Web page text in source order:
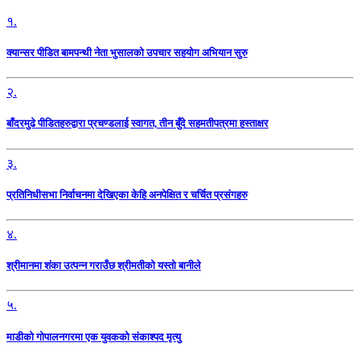
१.
क्यान्सर पीडित बामपन्थी नेता भुसालकाे उपचार सहयोग अभियान सुरु
२.
बाँदरमुढे पीडितहरुद्वारा प्रचण्डलाई स्वागत, तीन बुँदे सहमतीपत्रमा हस्ताक्षर
३.
प्रतिनिधीसभा निर्वाचनमा देखिएका केहि अनपेक्षित र चर्चित प्रसंगहरु
४.
श्रीमानमा शंका उत्पन्न गराउँछ श्रीमतीको यस्तो बानीले
५.
माडीको गोपालनगरमा एक युवकको संकाश्पद मृत्यु